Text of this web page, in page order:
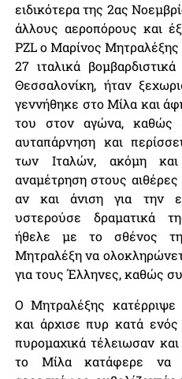
ειδικότερα της 2ας
άλλους αεροπόρους και
PZL ο Μαρίνος Μητραλέξης
27 ιταλικά
Θεσσαλονίκη, ήταν
γεννήθηκε στο Μίλα και
του στον αγώνα, καθώς
αυταπάρνηση και
των Ιταλών, ακόμη
αναμέτρηση στους
αν και άνιση για την
υστερούσε δραματικά
ήθελε με το σθένος
Μητραλέξη να
για τους Έλληνες, καθώς
Ο Μητραλέξης κατέρριψε
και άρχισε πυρ κατά
πυρομαχικά τέλειωσαν
το Μίλα κατάφερε να